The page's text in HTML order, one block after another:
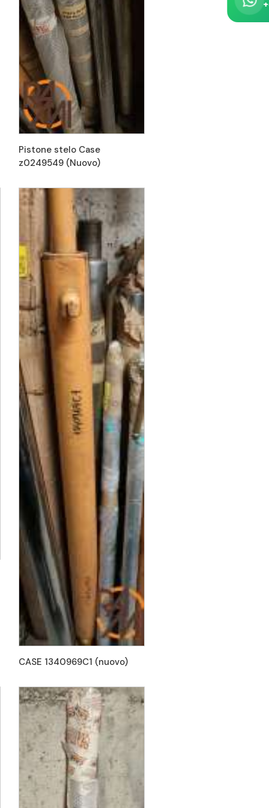
Pistone stelo Case
z0249549 (Nuovo)
CASE 1340969C1 (nuovo)